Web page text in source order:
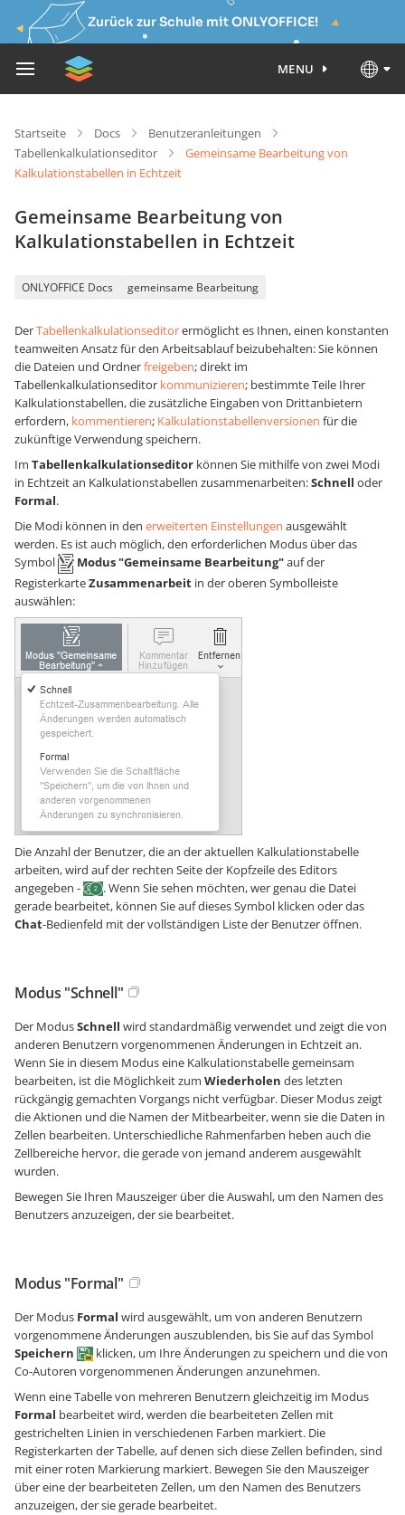
Zurück zur Schule mit ONLYOFFICE!
MENU
Startseite Docs
Benutzeranleitungen
Tabellenkalkulationseditor
Gemeinsame Bearbeitung von
Kalkulationstabellen in Echtzeit
Gemeinsame Bearbeitung von
Kalkulationstabellen in Echtzeit
ONLYOFFICE Docs gemeinsame Bearbeitung
DerTabellenkalkulationseditorermöglicht es Ihnen, einen konstanten
teamweiten Ansatz für den Arbeitsablauf beizubehalten: Sie können
die Dateien und Ordnerfreigeben; direkt im
Tabellenkalkulationseditor kommunizieren; bestimmte Teile Ihrer
Kalkulationstabellen, die zusätzliche Eingaben von Drittanbietern
erfordern, kommentieren; Kalkulationstabellenversionen für die
zukünftige Verwendung speichern.
Im Tabellenkalkulationseditor können Sie mithilfe von zwei Modi
in Echtzeit an Kalkulationstabellen zusammenarbeiten:Schnell oder
Formal.
Die Modi können in den erweiterten Einstellungen ausgewählt
werden. Es ist auch möglich, den erforderlichen Modus über das
Symbol
Modus "Gemeinsame Bearbeitung"auf der
RegisterkarteZusammenarbeit in der oberen Symbolleiste
auswählen:
Die Anzahl der Benutzer, die an der aktuellen Kalkulationstabelle
arbeiten, wird auf der rechten Seite der Kopfzeile des Editors
angegeben -
. Wenn Sie sehen möchten, wer genau die Datei
gerade bearbeitet, können Sie auf dieses Symbol klicken oder das
Chat-Bedienfeld mit der vollständigen Liste der Benutzer öffnen.
Modus "Schnell"
Der ModusSchnell wird standardmäßig verwendet und zeigt die von
anderen Benutzern vorgenommenen Änderungen in Echtzeit an.
Wenn Sie in diesem Modus eine Kalkulationstabelle gemeinsam
bearbeiten, ist die Möglichkeit zum Wiederholen des letzten
rückgängig gemachten Vorgangs nicht verfügbar. Dieser Modus zeigt
die Aktionen und die Namen der Mitbearbeiter, wenn sie die Daten in
Zellen bearbeiten. Unterschiedliche Rahmenfarben heben auch die
Zellbereiche hervor, die gerade von jemand anderem ausgewählt
wurden.
Bewegen Sie Ihren Mauszeiger über die Auswahl, um den Namen des
Benutzers anzuzeigen, der sie bearbeitet.
Modus "Formal"
Der Modus Formal wird ausgewählt, um von anderen Benutzern
vorgenommene Änderungen auszublenden, bis Sie auf das Symbol
Speichern
klicken, um Ihre Änderungen zu speichern und die von
Co-Autoren vorgenommenen Änderungen anzunehmen.
Wenn eine Tabelle von mehreren Benutzern gleichzeitig im Modus
Formal bearbeitet wird, werden die bearbeiteten Zellen mit
gestrichelten Linien in verschiedenen Farben markiert. Die
Registerkarten der Tabelle, auf denen sich diese Zellen befinden, sind
mit einer roten Markierung markiert. Bewegen Sie den Mauszeiger
über eine der bearbeiteten Zellen, um den Namen des Benutzers
anzuzeigen, der sie gerade bearbeitet.